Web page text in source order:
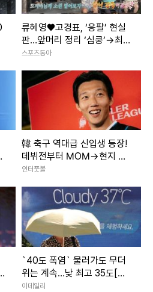
억하네”라고 씁쓸하게 말하며
으면 그때 나 너랑 안 잤어. 나한
류혜영♥고경표, ‘응팔’ 현실
판…앞머리 정리 ‘심쿵’→최고
7.8% (나혼산)
스포츠동아
韓 축구 역대급 신입생 등장!
데뷔전부터 MOM→현지 호
평 일색…“승리만큼이나 가장
한범”
인터풋볼
`40도 폭염` 물러가도 무더
위는 계속…낮 최고 35도[내
일날씨]
이데일리